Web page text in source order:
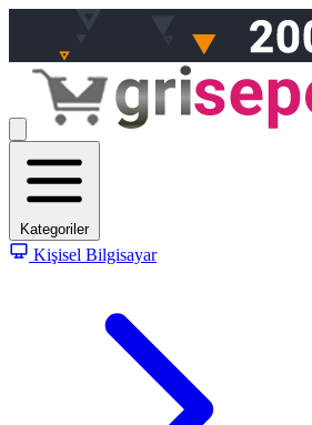
Kategoriler
Kişisel Bilgisayar